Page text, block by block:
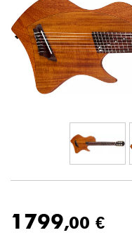
Synths & samplers
Studio
Kopfhörer
Mikros
1799,00 €